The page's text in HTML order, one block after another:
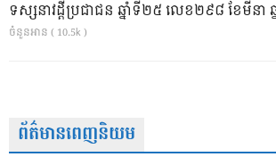
ទស្សនាវដ្ដីប្រជាជន ឆ្នាំទី២៥ លេខ២៩៨ ខែមីនា
ចំនួនអាន ( 10.5k )
ព័ត៌មានពេញនិយម